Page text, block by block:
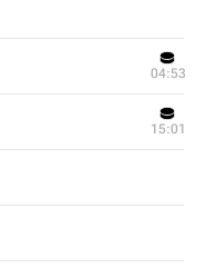
04:53
15:01